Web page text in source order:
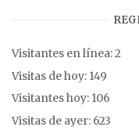
Visitantes en línea:2
Visitas de hoy: 149
Visitantes hoy: 106
Visitas de ayer: 623